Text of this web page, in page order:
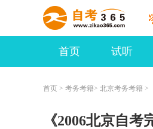
首页 试听
首页 > 考务考籍> 北京考务考籍 >
《2006北京自考